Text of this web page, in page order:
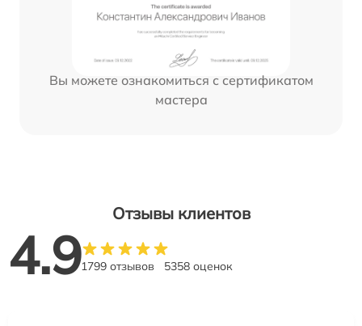
Вы можете ознакомиться с сертификатом
мастера
Отзывы клиентов
4.91799 отзывов 5358 оценок